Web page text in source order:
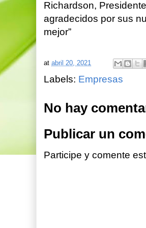
Richardson,
agradecidos por sus
mejor”
atabril 20, 2021
Labels: Empresas
No hay
Publicar un
Participe y comente